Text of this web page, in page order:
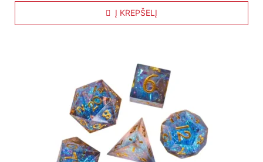
Į KREPŠELĮ